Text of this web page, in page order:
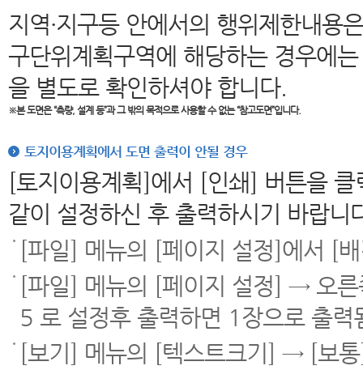
지역·지구등 안에서의 행위제한내용
구단위계획구역에 해당하는 경우에
을 별도로 확인하셔야 합니다.
※본 도면은“측량, 설계 등”과 그 밖의 목적으로 사용할 수 없는 “참고도면”입니다.
토지이용계획에서 도면 출력이 안될 경우
[토지이용계획]에서 [인쇄] 버튼을
같이 설정하신 후 출력하시기 바랍니
[파일] 메뉴의 [페이지 설정]에서 [
[파일] 메뉴의 [페이지 설정] → 오
5 로 설정후 출력하면 1장으로 출력
[보기] 메뉴의 [텍스트크기] → [보